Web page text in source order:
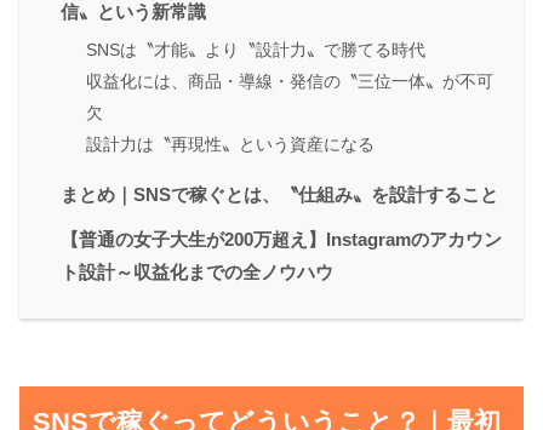
信〟という新常識
SNSは〝才能〟より〝設計力〟で勝てる時代
収益化には、商品・導線・発信の〝三位一体〟が不可
欠
設計力は〝再現性〟という資産になる
まとめ｜SNSで稼ぐとは、〝仕組み〟を設計すること
【普通の女子大生が200万超え】Instagramのアカウン
ト設計～収益化までの全ノウハウ
SNSで稼ぐってどういうこと？｜最初